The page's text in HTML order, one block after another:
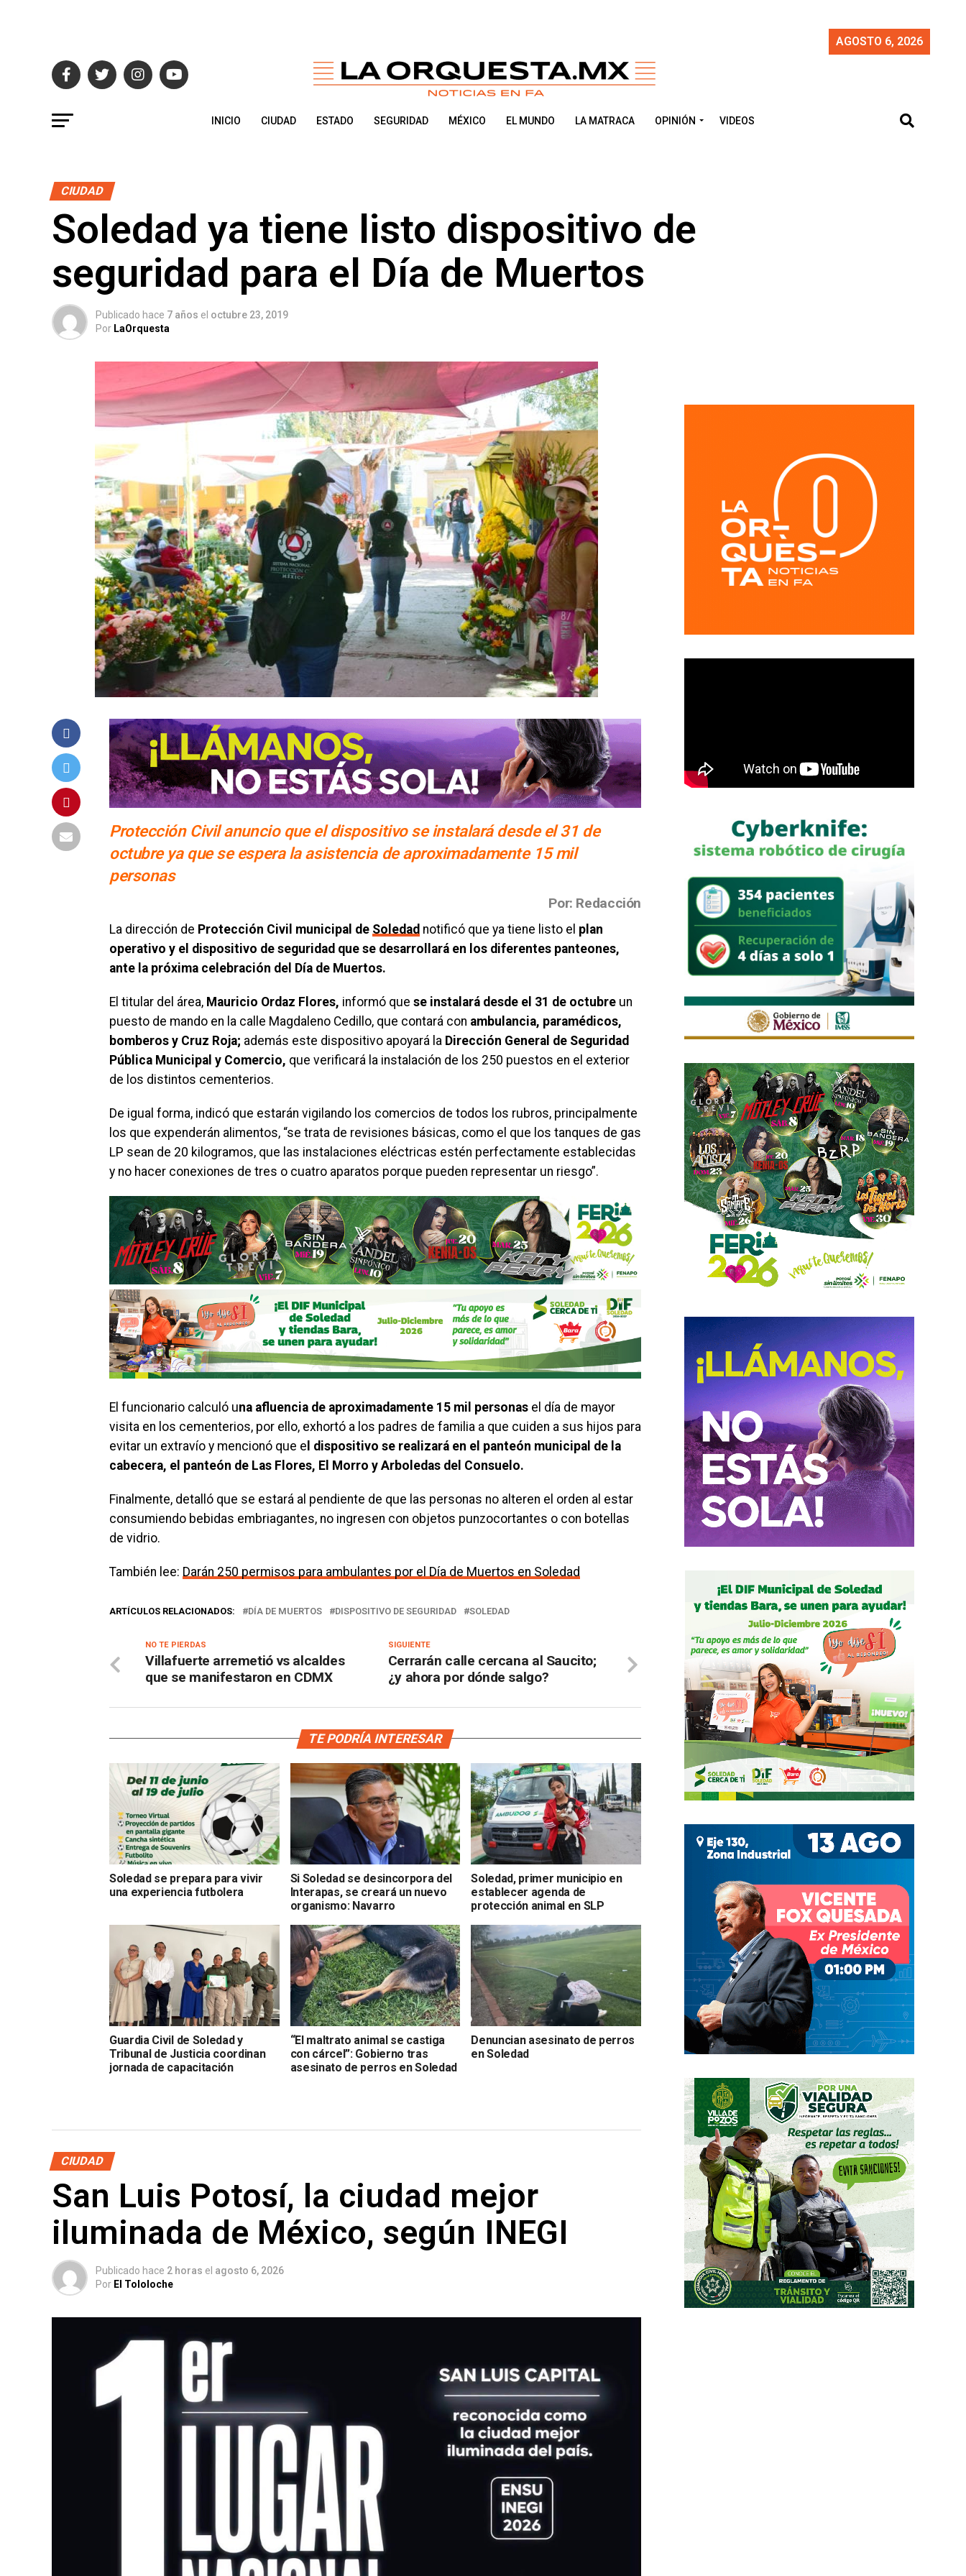
AGOSTO 6, 2026
INICIO CIUDAD ESTADO SEGURIDAD MÉXICO EL MUNDO LA MATRACA OPINIÓN VIDEOS
CIUDAD
Soledad ya tiene listo dispositivo de
seguridad para el Día de Muertos
Publicado hace 7 años el octubre 23, 2019
Por LaOrquesta
Protección Civil anuncio que el dispositivo se instalará desde el 31 de
octubre ya que se espera la asistencia de aproximadamente 15 mil
personas
Por: Redacción
La dirección de Protección Civil municipal de Soledad notificó que ya tiene listo el plan
operativo y el dispositivo de seguridad que se desarrollará en los diferentes panteones,
ante la próxima celebración del Día de Muertos.
El titular del área, Mauricio Ordaz Flores, informó que se instalará desde el 31 de octubre un
puesto de mando en la calle Magdaleno Cedillo, que contará con ambulancia, paramédicos,
bomberos y Cruz Roja; además este dispositivo apoyará la Dirección General de Seguridad
Pública Municipal y Comercio, que verificará la instalación de los 250 puestos en el exterior
de los distintos cementerios.
De igual forma, indicó que estarán vigilando los comercios de todos los rubros, principalmente
los que expenderán alimentos, “se trata de revisiones básicas, como el que los tanques de gas
LP sean de 20 kilogramos, que las instalaciones eléctricas estén perfectamente establecidas
y no hacer conexiones de tres o cuatro aparatos porque pueden representar un riesgo”.
El funcionario calculó una afluencia de aproximadamente 15 mil personas el día de mayor
visita en los cementerios, por ello, exhortó a los padres de familia a que cuiden a sus hijos para
evitar un extravío y mencionó que e l dispositivo se realizará en el panteón municipal de la
cabecera, el panteón de Las Flores, El Morro y Arboledas del Consuelo.
Finalmente, detalló que se estará al pendiente de que las personas no alteren el orden al estar
consumiendo bebidas embriagantes, no ingresen con objetos punzocortantes o con botellas
de vidrio.
También lee: Darán 250 permisos para ambulantes por el Día de Muertos en Soledad
ARTÍCULOS RELACIONADOS: DÍA DE MUERTOS DISPOSITIVO DE SEGURIDAD SOLEDAD
SIGUIENTE
Cerrarán calle cercana al Saucito;
¿y ahora por dónde salgo?
NO TE PIERDAS
Villafuerte arremetió vs alcaldes
que se manifestaron en CDMX
TE PODRÍA INTERESAR
Soledad se prepara para vivir
una experiencia futbolera
Si Soledad se desincorpora del
Interapas, se creará un nuevo
organismo: Navarro
Soledad, primer municipio en
establecer agenda de
protección animal en SLP
Guardia Civil de Soledad y
Tribunal de Justicia coordinan
jornada de capacitación
“El maltrato animal se castiga
con cárcel”: Gobierno tras
asesinato de perros en Soledad
Denuncian asesinato de perros
en Soledad
CIUDAD
San Luis Potosí, la ciudad mejor
iluminada de México, según INEGI
Publicado hace 2 horas el agosto 6, 2026
Por El Tololoche